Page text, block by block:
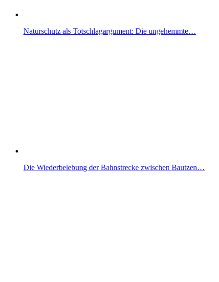
Naturschutz als Totschlagargument: Die ungehemmte…
Die Wiederbelebung der Bahnstrecke zwischen Bautzen…